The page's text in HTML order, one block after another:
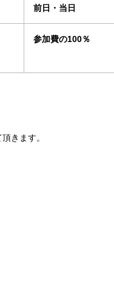
前日・当日
参加費の100％
きます。